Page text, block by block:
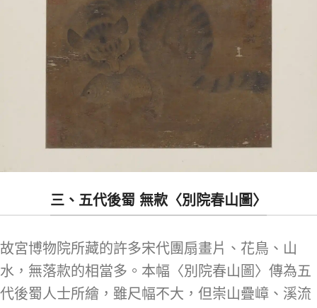
三、五代後蜀 無款〈別院春山圖〉
故宮博物院所藏的許多宋代團扇畫片、花鳥、山
水，無落款的相當多。本幅〈別院春山圖〉傳為五
代後蜀人士所繪，雖尺幅不大，但崇山疊嶂、溪流